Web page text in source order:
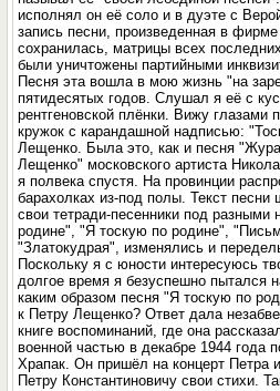
исполнял он её соло и в дуэте с
запись песни, произведенная в
сохранилась, матрицы всех
были уничтожены партийными
Песня эта вошла в мою жизнь "на
пятидесятых годов. Слушал я её с
рентгеновской плёнки. Вижу глазами
кружок с карандашной надписью:
Лещенко. Была это, как и песня
Лещенко" московского артиста
я полвека спустя. На провинции
барахолках из-под полы. Текст
свои тетради-песенники под разными
родине", "Я тоскую по родине",
"Златокудрая", изменялись и
Поскольку я с юности интересуюсь
долгое время я безуспешно пытался
каким образом песня "Я тоскую по
к Петру Лещенко? Ответ дала
книге воспоминаний, где она
военной частью в декабре 1944 года
Храпак. Он пришёл на концерт
Петру Константиновичу свои стихи.